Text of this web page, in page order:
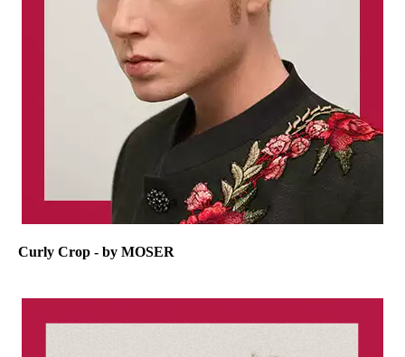
Curly Crop - by MOSER